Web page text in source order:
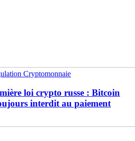
Cryptomonnaie
loi crypto russe : Bitcoin
interdit au paiement